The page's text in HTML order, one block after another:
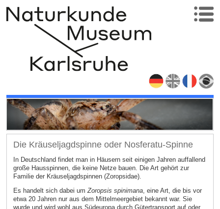
Die Kräuseljagdspinne oder Nosferatu-Spinne
In Deutschland findet man in Häusern seit einigen Jahren auffallend
große Hausspinnen, die keine Netze bauen. Die Art gehört zur
Familie der Kräuseljagdspinnen (Zoropsidae).
Es handelt sich dabei umZoropsis spinimana, eine Art, die bis vor
etwa 20 Jahren nur aus dem Mittelmeergebiet bekannt war. Sie
wurde und wird wohl aus Südeuropa durch Gütertransport auf oder